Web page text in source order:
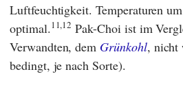
Luftfeuchtigkeit. Temperaturen
optimal.11,12 Pak-Choi ist im
Verwandten, dem Grünkohl, nicht
bedingt, je nach Sorte).